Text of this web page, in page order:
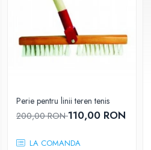
Perie pentru linii teren tenis
200,00 RON110,00 RON
LA COMANDA